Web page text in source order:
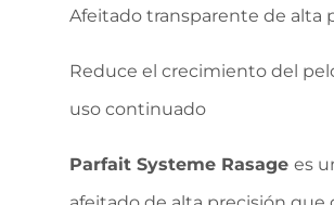
Afeitado transparente de alta
Reduce el crecimiento del
uso continuado
Parfait Systeme Rasage es